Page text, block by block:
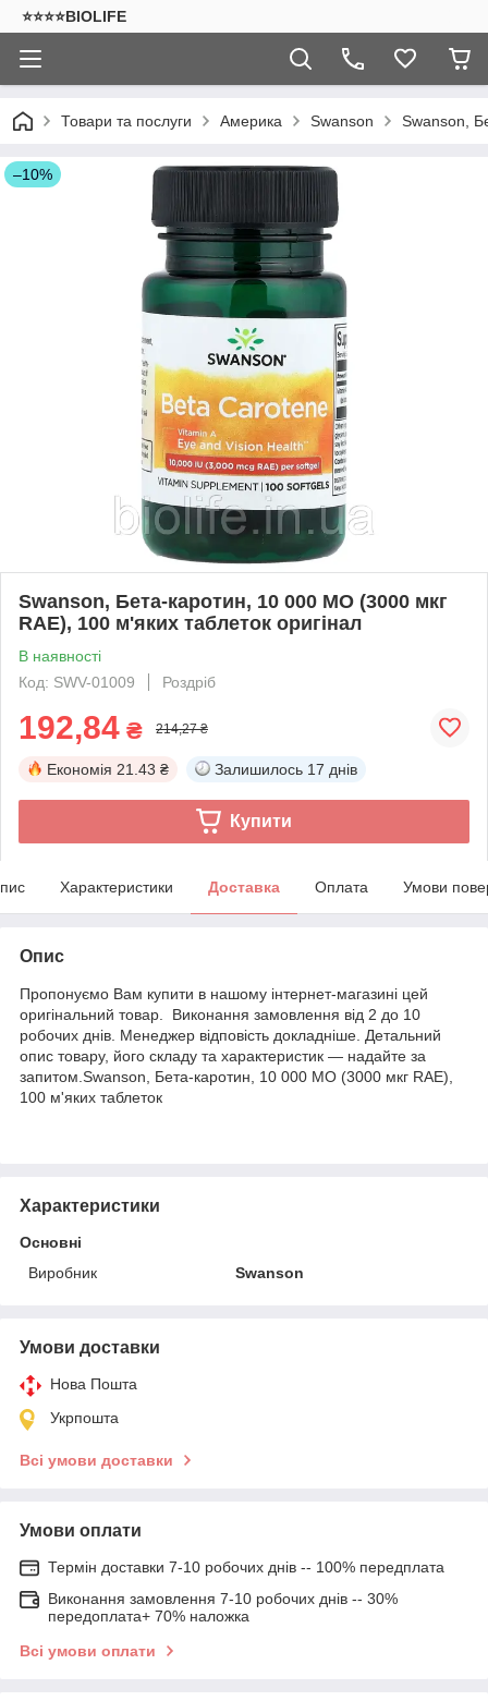
⭐⭐⭐⭐BIOLIFE
Товари та послуги Америка Swanson Swanson,
–10%
Swanson, Бета-каротин, 10 000 МО (3000 мкг
RAE), 100 м'яких таблеток оригінал
В наявності
Код: SWV-01009
Роздріб
192,84 ₴ 214,27 ₴
Економія 21.43 ₴ Залишилось 17 днів
Купити
Характеристики Доставка Оплата Умови
Опис
Пропонуємо Вам купити в нашому інтернет-магазині цей
оригінальний товар. Виконання замовлення від 2 до 10
робочих днів. Менеджер відповість докладніше. Детальний
опис товару, його складу та характеристик — надайте за
запитом.Swanson, Бета-каротин, 10 000 МО (3000 мкг RAE),
100 м'яких таблеток
Характеристики
Основні
Виробник
Swanson
Умови доставки
Нова Пошта
Укрпошта
Всі умови доставки
Умови оплати
Термін доставки 7-10 робочих днів -- 100% передплата
Виконання замовлення 7-10 робочих днів -- 30%
передоплата+ 70% наложка
Всі умови оплати